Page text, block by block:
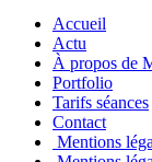
Accueil
Actu
À propos de
Portfolio
Tarifs séances
Contact
Mentions